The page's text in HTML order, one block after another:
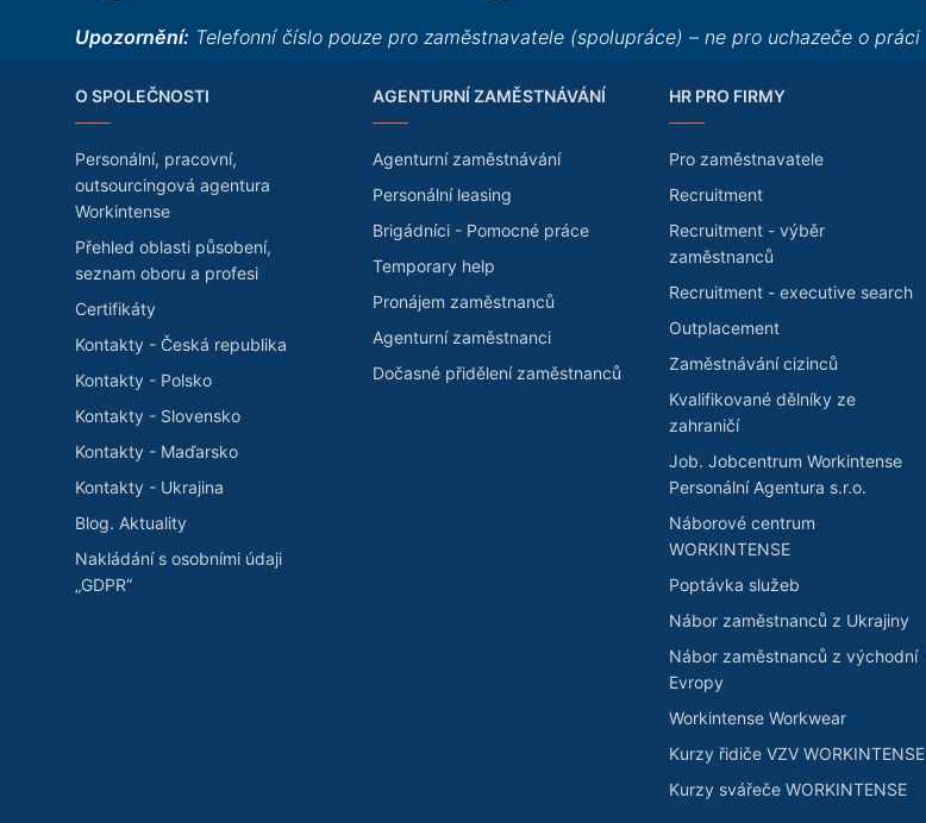
Upozornění: Telefonní číslo pouze pro zaměstnavatele (spolupráce) – ne pro uchazeče o práci
O SPOLEČNOSTI
Personální, pracovní,
outsourcingová agentura
Workintense
Přehled oblasti působení,
seznam oboru a profesi
Certifikáty
Kontakty - Česká republika
Kontakty - Polsko
Kontakty - Slovensko
Kontakty - Maďarsko
Kontakty - Ukrajina
Blog. Aktuality
Nakládání s osobními údaji
„GDPR“
AGENTURNÍ ZAMĚSTNÁVÁNÍ
Agenturní zaměstnávání
Personální leasing
Brigádníci - Pomocné práce
Temporary help
Pronájem zaměstnanců
Agenturní zaměstnanci
Dočasné přidělení zaměstnanců
HR PRO FIRMY
Pro zaměstnavatele
Recruitment
Recruitment - výběr
zaměstnanců
Recruitment - executive search
Outplacement
Zaměstnávání cizinců
Kvalifikované dělníky ze
zahraničí
Job. Jobcentrum Workintense
Personální Agentura s.r.o.
Náborové centrum
WORKINTENSE
Poptávka služeb
Nábor zaměstnanců z Ukrajiny
Nábor zaměstnanců z východní
Evropy
Workintense Workwear
Kurzy řidiče VZV WORKINTENSE
Kurzy svářeče WORKINTENSE